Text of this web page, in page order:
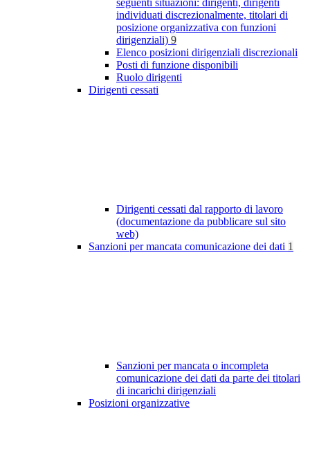
seguenti situazioni: dirigenti, dirigenti
individuati discrezionalmente, titolari di
posizione organizzativa con funzioni
dirigenziali) 9
Elenco posizioni dirigenziali discrezionali
Posti di funzione disponibili
Ruolo dirigenti
Dirigenti cessati
Dirigenti cessati dal rapporto di lavoro
(documentazione da pubblicare sul sito
web)
Sanzioni per mancata comunicazione dei dati 1
Sanzioni per mancata o incompleta
comunicazione dei dati da parte dei titolari
di incarichi dirigenziali
Posizioni organizzative